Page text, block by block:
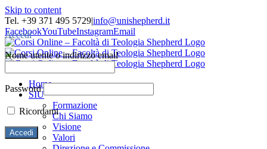
Skip to content
Tel. +39 371 495 5729|info@unishepherd.it
FacebookYouTubeInstagramEmail
Home
SIU
Formazione
Chi Siamo
Visione
Valori
Accedi
Nome utente o indirizzo email
Password
Ricordami